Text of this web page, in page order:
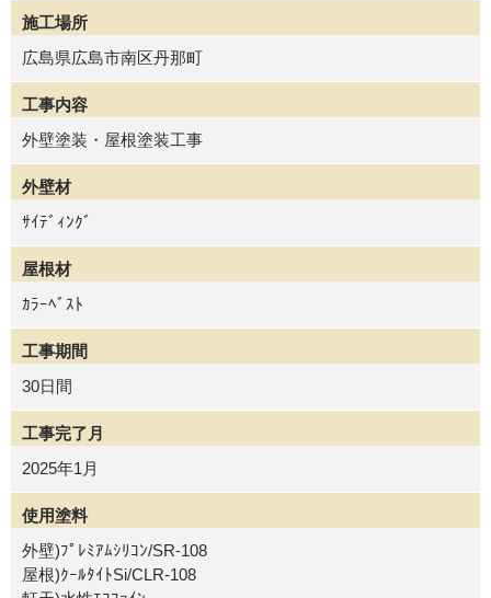
施工場所
広島県広島市南区丹那町
工事内容
外壁塗装・屋根塗装工事
外壁材
ｻｲﾃﾞｨﾝｸﾞ
屋根材
ｶﾗｰﾍﾞｽﾄ
工事期間
30日間
工事完了月
2025年1月
使用塗料
外壁)ﾌﾟﾚﾐｱﾑｼﾘｺﾝ/SR-108
屋根)ｸｰﾙﾀｲﾄSi/CLR-108